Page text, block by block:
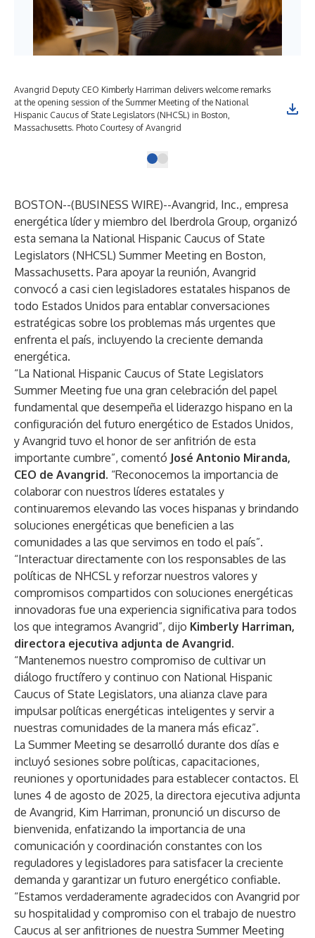
Avangrid Deputy CEO Kimberly Harriman delivers welcome remarks
at the opening session of the Summer Meeting of the National
Hispanic Caucus of State Legislators (NHCSL) in Boston,
Massachusetts. Photo Courtesy of Avangrid
BOSTON--(BUSINESS WIRE)--Avangrid, Inc., empresa
energética líder y miembro del Iberdrola Group, organizó
esta semana la National Hispanic Caucus of State
Legislators (NHCSL) Summer Meeting en Boston,
Massachusetts. Para apoyar la reunión, Avangrid
convocó a casi cien legisladores estatales hispanos de
todo Estados Unidos para entablar conversaciones
estratégicas sobre los problemas más urgentes que
enfrenta el país, incluyendo la creciente demanda
energética.
“La National Hispanic Caucus of State Legislators
Summer Meeting fue una gran celebración del papel
fundamental que desempeña el liderazgo hispano en la
configuración del futuro energético de Estados Unidos,
y Avangrid tuvo el honor de ser anfitrión de esta
importante cumbre”, comentó José Antonio Miranda,
CEO de Avangrid. “Reconocemos la importancia de
colaborar con nuestros líderes estatales y
continuaremos elevando las voces hispanas y brindando
soluciones energéticas que beneficien a las
comunidades a las que servimos en todo el país”.
“Interactuar directamente con los responsables de las
políticas de NHCSL y reforzar nuestros valores y
compromisos compartidos con soluciones energéticas
innovadoras fue una experiencia significativa para todos
los que integramos Avangrid”, dijo Kimberly Harriman,
directora ejecutiva adjunta de Avangrid.
“Mantenemos nuestro compromiso de cultivar un
diálogo fructífero y continuo con National Hispanic
Caucus of State Legislators, una alianza clave para
impulsar políticas energéticas inteligentes y servir a
nuestras comunidades de la manera más eficaz”.
La Summer Meeting se desarrolló durante dos días e
incluyó sesiones sobre políticas, capacitaciones,
reuniones y oportunidades para establecer contactos. El
lunes 4 de agosto de 2025, la directora ejecutiva adjunta
de Avangrid, Kim Harriman, pronunció un discurso de
bienvenida, enfatizando la importancia de una
comunicación y coordinación constantes con los
reguladores y legisladores para satisfacer la creciente
demanda y garantizar un futuro energético confiable.
“Estamos verdaderamente agradecidos con Avangrid por
su hospitalidad y compromiso con el trabajo de nuestro
Caucus al ser anfitriones de nuestra Summer Meeting